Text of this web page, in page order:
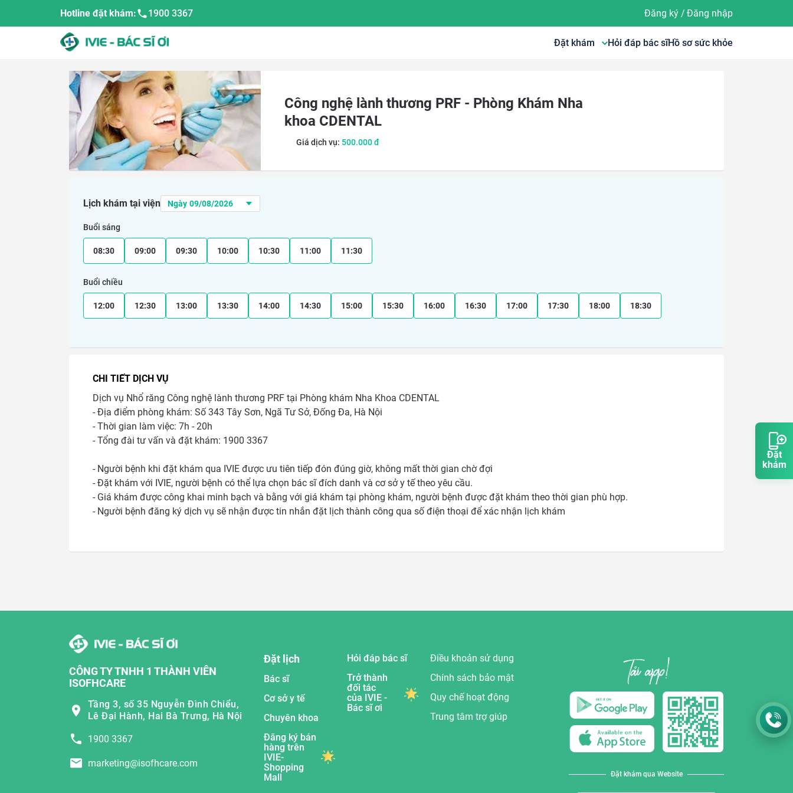
Đặt
khám
Hotline đặt khám: 1900 3367 Đăng ký/ Đăng nhập
Đặt khám Hỏi đáp bác sĩHồ sơ sức khỏe
Công nghệ lành thương PRF - Phòng Khám Nha
khoa CDENTAL
Giá dịch vụ: 500.000đ
Lịch khám tại viện
Buổi sáng
08:30 09:00 09:30 10:00 10:30 11:00 11:30
Buổi chiều
12:00 12:30 13:00 13:30 14:00 14:30 15:00 15:30 16:00 16:30 17:00 17:30 18:00 18:30
CHI TIẾT DỊCH VỤ
Dịch vụ Nhổ răng Công nghệ lành thương PRF tại Phòng khám Nha Khoa CDENTAL
- Địa điểm phòng khám: Số 343 Tây Sơn, Ngã Tư Sở, Đống Đa, Hà Nội
- Thời gian làm việc: 7h - 20h
- Tổng đài tư vấn và đặt khám: 1900 3367
- Người bệnh khi đặt khám qua IVIE được ưu tiên tiếp đón đúng giờ, không mất thời gian chờ đợi
- Đặt khám với IVIE, người bệnh có thể lựa chọn bác sĩ đích danh và cơ sở y tế theo yêu cầu.
- Giá khám được công khai minh bạch và bằng với giá khám tại phòng khám, người bệnh được đặt khám theo thời gian phù hợp.
- Người bệnh đăng ký dịch vụ sẽ nhận được tin nhắn đặt lịch thành công qua số điện thoại để xác nhận lịch khám
CÔNG TY TNHH 1 THÀNH VIÊN
ISOFHCARE
Tầng 3, số 35 Nguyễn Đình Chiểu,
Lê Đại Hành, Hai Bà Trưng, Hà Nội
1900 3367
marketing@isofhcare.com
Đặt lịch
Bác sĩ
Cơ sở y tế
Chuyên khoa
Đăng ký bán
hàng trên
IVIE-
Shopping
Mall
Hỏi đáp bác sĩ
Trở thành
đối tác
của IVIE -
Bác sĩ ơi
Điều khoản sử dụng
Chính sách bảo mật
Quy chế hoạt động
Trung tâm trợ giúp
Đặt khám qua Website